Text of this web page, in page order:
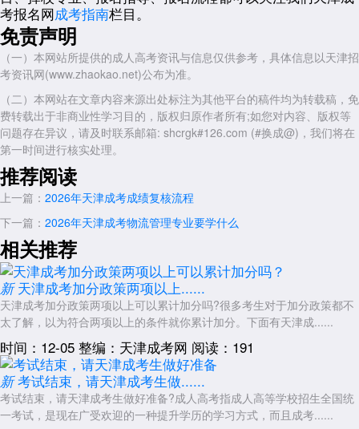
如果你有明确的职业方向，选择行业特色鲜明的学校会更有优势：
医学/护理类：天津中医药大学。提供中医学、中药学、护理学等专
业，但注意医学类专业通常要求提供相关的执业资格证书或对口专业背
景。
建筑/工程类：天津城建大学或天津建筑工程职工大学。后者在工程
造价、建筑工程技术等专业上优势明显，且学制短、拿证快。
热门院校特点速览表
天津开放大学：大数据、人工智能、学费低;追求性价比、想学新兴
技术的考生
天津理工大学：计算机、机械电子、线上学习;理工科基础好、工作
繁忙的在职人员
天津师范大学：教育学、汉语言、法学;考教师编、公务员或从事文
职工作
天津财经大学：会计、工商管理、金融;财会行业从业者、企业管理
层
天津中医药大学：中医学、护理学、中药学;医药卫生行业在职人员
(需资格证)
最终择校建议
专业优先：先确定你想考的专业(如会计、计算机、学前教育等)，再
找开设该专业且实力较强的学校。
考报名网成考指南栏目。
免责声明
（一）本网站所提供的成人高考资讯与信息仅供参考，具体信息以天津招
考资讯网(www.zhaokao.net)公布为准。
（二）本网站在文章内容来源出处标注为其他平台的稿件均为转载稿，免
费转载出于非商业性学习目的，版权归原作者所有;如您对内容、版权等
问题存在异议，请及时联系邮箱: shcrgk#126.com (#换成@)，我们将在
第一时间进行核实处理。
推荐阅读
上一篇： 2026年天津成考成绩复核流程
下一篇： 2026年天津成考物流管理专业要学什么
相关推荐
新 天津成考加分政策两项以上......
天津成考加分政策两项以上可以累计加分吗?很多考生对于加分政策都不
太了解，以为符合两项以上的条件就你累计加分。下面有天津成......
时间：12-05 整编：天津成考网 阅读：191
新 考试结束，请天津成考生做......
考试结束，请天津成考生做好准备?成人高考指成人高等学校招生全国统
一考试，是现在广受欢迎的一种提升学历的学习方式，而且成考......